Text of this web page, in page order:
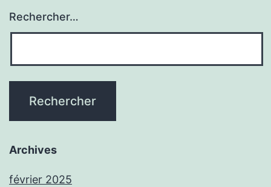
Rechercher…
Archives
février 2025